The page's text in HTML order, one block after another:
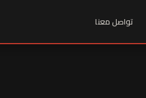
تواصل معنا